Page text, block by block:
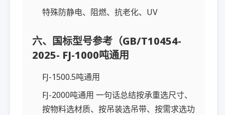
特殊防静电、阻燃、抗老化、UV
六、国标型号参考（GB/T10454-
2025- FJ-1000吨通用
FJ-1500.5吨通用
FJ-2000吨通用 一句话总结按承重选尺寸、
按物料选材质、按吊装选吊带、按需求选功